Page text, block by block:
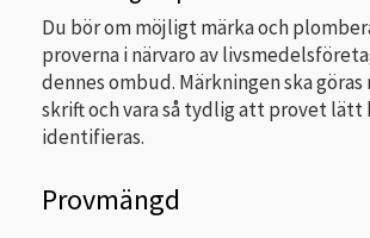
Du bör om möjligt märka och
proverna i närvaro av
dennes ombud. Märkningen ska
skrift och vara så tydlig att provet lätt
identifieras.
Provmängd